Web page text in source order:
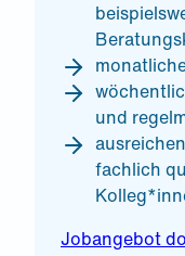
und
fachlich
Jobangebot